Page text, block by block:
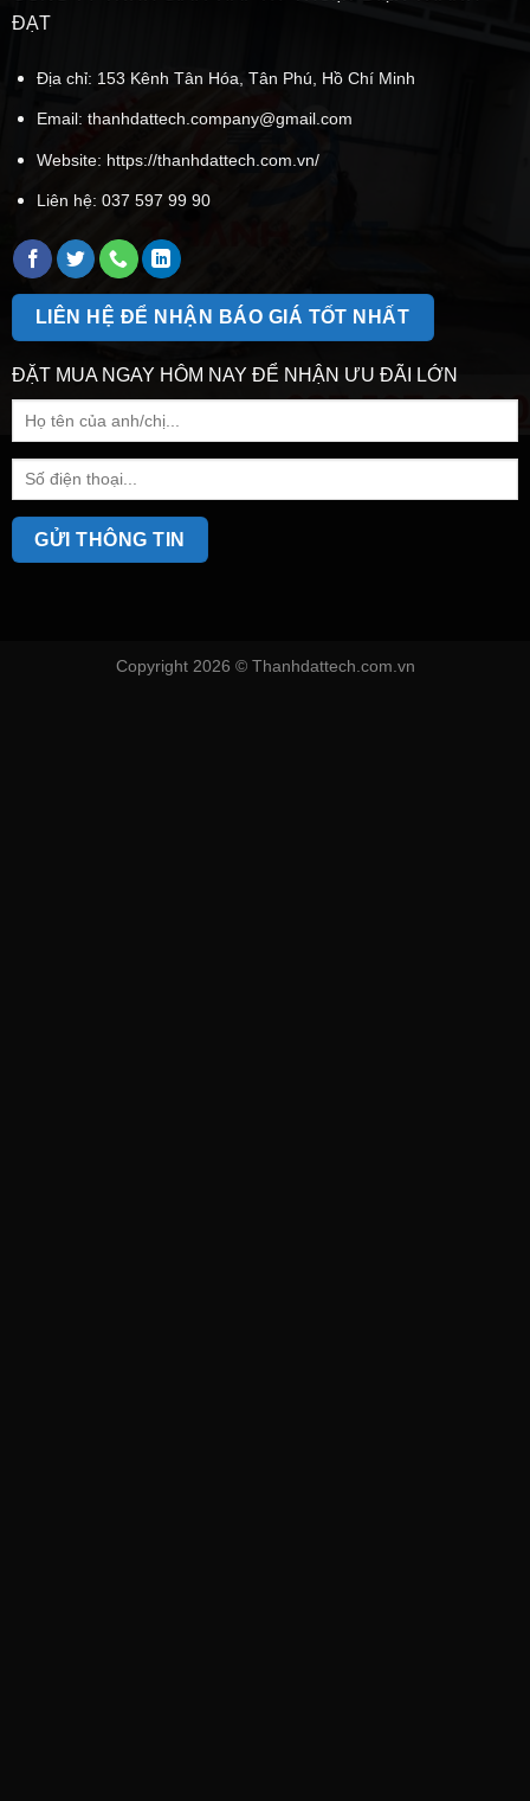
ĐẠT
Địa chỉ: 153 Kênh Tân Hóa, Tân Phú, Hồ Chí Minh
Email: thanhdattech.company@gmail.com
Website: https://thanhdattech.com.vn/
Liên hệ: 037 597 99 90
LIÊN HỆ ĐỂ NHẬN BÁO GIÁ TỐT NHẤT
ĐẶT MUA NGAY HÔM NAY ĐỂ NHẬN ƯU ĐÃI LỚN
Copyright 2026 © Thanhdattech.com.vn